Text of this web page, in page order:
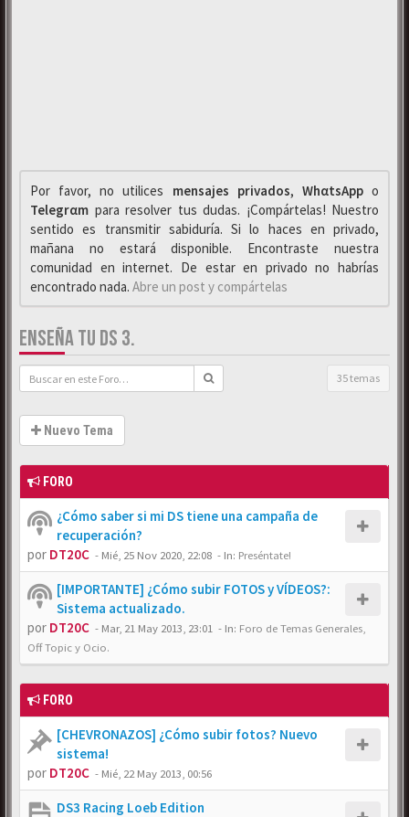
Por favor, no utilices mensajes privados, WhαtsAppo
Telegrαm para resolver tus dudas. ¡Compártelas! Nuestro
sentido es transmitir sabiduría. Si lo haces en privado,
mañana no estará disponible. Encontraste nuestra
comunidad en internet. De estar en privado no habrías
encontrado nada. Abre un post y compártelas
ENSEÑA TU DS 3.
35 temas
Nuevo Tema
FORO
¿Cómo saber si mi DS tiene una campaña de
recuperación?
por DT20C - Mié, 25 Nov 2020, 22:08 - In: Preséntate!
[IMPORTANTE] ¿Cómo subir FOTOS y VÍDEOS?:
Sistema actualizado.
por DT20C - Mar, 21 May 2013, 23:01 - In: Foro de Temas Generales,
Off Topic y Ocio.
FORO
[CHEVRONAZOS] ¿Cómo subir fotos? Nuevo
sistema!
por DT20C - Mié, 22 May 2013, 00:56
DS3 Racing Loeb Edition